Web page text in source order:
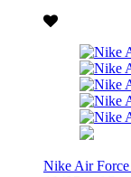
Nike Air